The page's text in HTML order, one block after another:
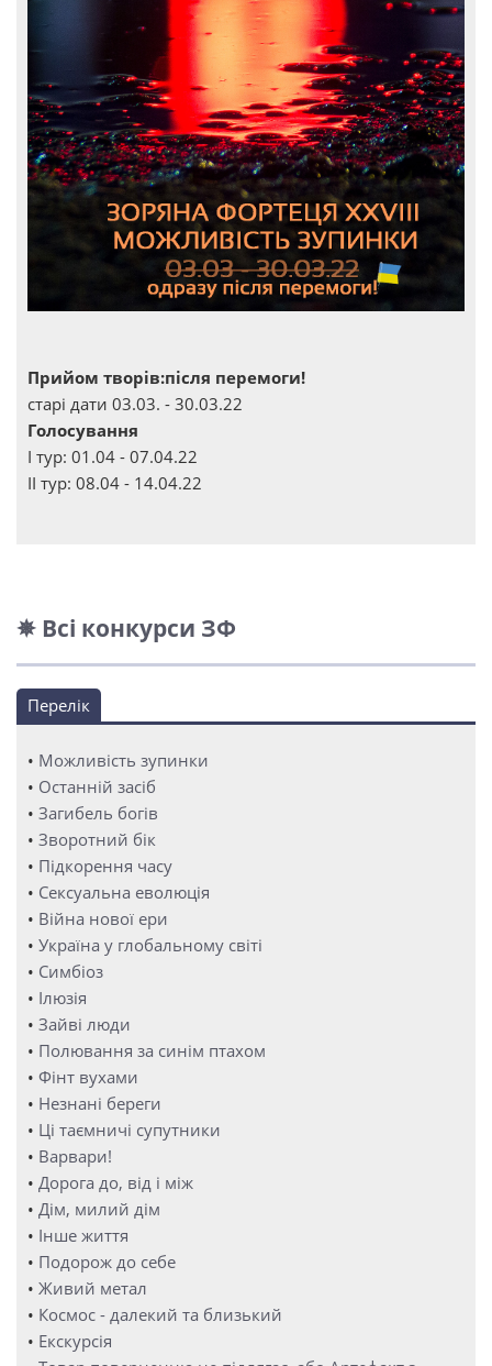
Прийом творів:після перемоги!
старі дати 03.03. - 30.03.22
Голосування
І тур: 01.04 - 07.04.22
ІІ тур: 08.04 - 14.04.22
✵ Всі конкурси ЗФ
Перелік
• Можливість зупинки
• Останній засіб
• Загибель богів
• Зворотний бік
• Підкорення часу
• Сексуальна еволюція
• Війна нової ери
• Україна у глобальному світі
• Симбіоз
• Ілюзія
• Зайві люди
• Полювання за синім птахом
• Фінт вухами
• Незнані береги
• Ці таємничі супутники
• Варвари!
• Дорога до, від і між
• Дім, милий дім
• Інше життя
• Подорож до себе
• Живий метал
• Космос - далекий та близький
• Екскурсія